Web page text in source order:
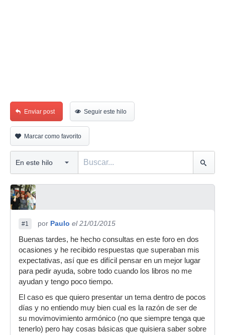
Enviar post Seguir este hilo
Marcar como favorito
#1 por Paulo el 21/01/2015
Buenas tardes, he hecho consultas en este foro en dos
ocasiones y he recibido respuestas que superaban mis
expectativas, así que es difícil pensar en un mejor lugar
para pedir ayuda, sobre todo cuando los libros no me
ayudan y tengo poco tiempo.
El caso es que quiero presentar un tema dentro de pocos
días y no entiendo muy bien cual es la razón de ser de
su movimovimiento armónico (no que siempre tenga que
tenerlo) pero hay cosas básicas que quisiera saber sobre